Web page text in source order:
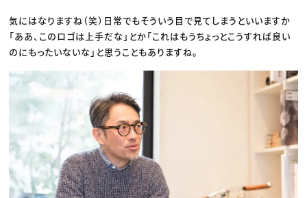
気にはなりますね（笑）日常でもそういう目で見てしまうといいますか
「ああ、このロゴは上手だな」とか「これはもうちょっとこうすれば良い
のにもったいないな」と思うこともありますね。